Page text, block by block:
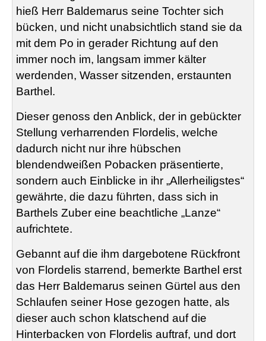
hieß Herr Baldemarus seine Tochter sich
bücken, und nicht unabsichtlich stand sie da
mit dem Po in gerader Richtung auf den
immer noch im, langsam immer kälter
werdenden, Wasser sitzenden, erstaunten
Barthel.
Dieser genoss den Anblick, der in gebückter
Stellung verharrenden Flordelis, welche
dadurch nicht nur ihre hübschen
blendendweißen Pobacken präsentierte,
sondern auch Einblicke in ihr „Allerheiligstes“
gewährte, die dazu führten, dass sich in
Barthels Zuber eine beachtliche „Lanze“
aufrichtete.
Gebannt auf die ihm dargebotene Rückfront
von Flordelis starrend, bemerkte Barthel erst
das Herr Baldemarus seinen Gürtel aus den
Schlaufen seiner Hose gezogen hatte, als
dieser auch schon klatschend auf die
Hinterbacken von Flordelis auftraf, und dort